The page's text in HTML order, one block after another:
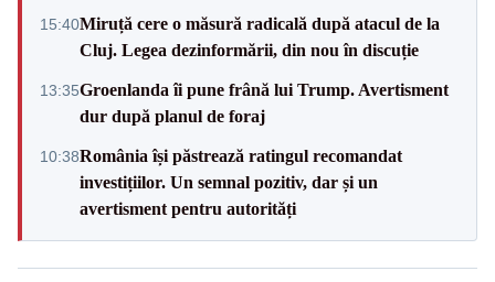
15:40Miruță cere o măsură radicală după atacul de la
Cluj. Legea dezinformării, din nou în discuție
13:35Groenlanda îi pune frână lui Trump. Avertisment
dur după planul de foraj
10:38România își păstrează ratingul recomandat
investițiilor. Un semnal pozitiv, dar și un
avertisment pentru autorități